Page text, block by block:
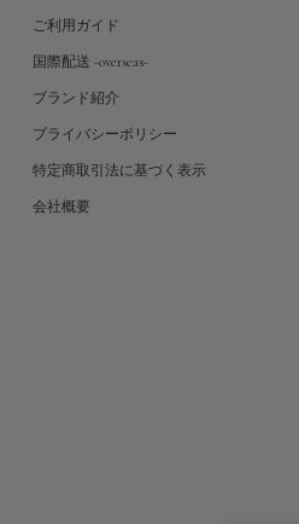
ご利用ガイド
国際配送 -overseas-
ブランド紹介
プライバシーポリシー
特定商取引法に基づく表示
会社概要